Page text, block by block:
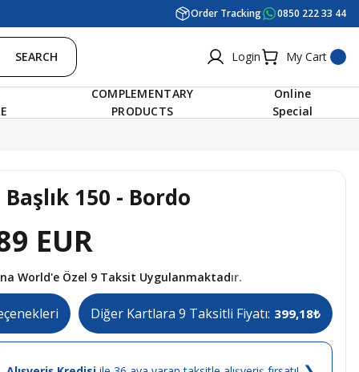
Order Tracking 0850 222 33 44
SEARCH Login My Cart
COMPLEMENTARY
PRODUCTS
Online
Special
150 - Bordo
EUR
World'e Özel 9 Taksit Uygulanmaktadır.
Diğer Kartlara 9 Taksitli Fiyatı: 399,18₺